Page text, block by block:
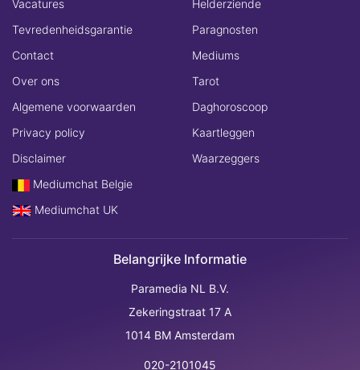
Vacatures
Tevredenheidsgarantie
Contact
Over ons
Algemene voorwaarden
Privacy policy
Disclaimer
Mediumchat Belgie
Mediumchat UK
Helderziende
Paragnosten
Mediums
Tarot
Daghoroscoop
Kaartleggen
Waarzeggers
Belangrijke Informatie
Paramedia NL B.V.
Zekeringstraat 17 A
1014 BM Amsterdam
020-2101045